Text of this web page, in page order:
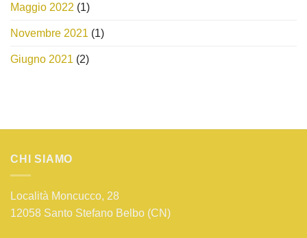
Maggio 2022 (1)
Novembre 2021 (1)
Giugno 2021 (2)
CHI SIAMO
Località Moncucco, 28
12058 Santo Stefano Belbo (CN)